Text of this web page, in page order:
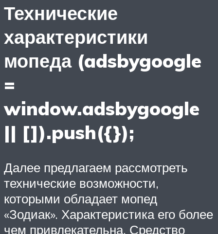
Технические
характеристики
мопеда (adsbygoogle
=
window.adsbygoogle
|| []).push({});
Далее предлагаем рассмотреть
технические возможности,
которыми обладает мопед
«Зодиак». Характеристика его более
чем привлекательна. Средство